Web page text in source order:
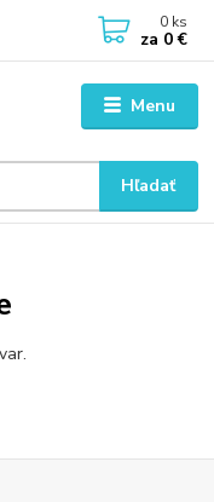
Menu
Hľadať
0 ks
za 0 €